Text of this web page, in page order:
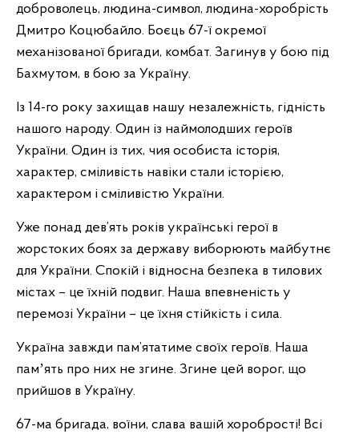
доброволець, людина-символ, людина-хоробрість
Дмитро Коцюбайло. Боєць 67-ї окремої
механізованої бригади, комбат. Загинув у бою під
Бахмутом, в бою за Україну.
Із 14-го року захищав нашу незалежність, гідність
нашого народу. Один із наймолодших героїв
України. Один із тих, чия особиста історія,
характер, сміливість навіки стали історією,
характером і сміливістю України.
Уже понад дев’ять років українські герої в
жорстоких боях за державу виборюють майбутнє
для України. Спокій і відносна безпека в тилових
містах – це їхній подвиг. Наша впевненість у
перемозі України – це їхня стійкість і сила.
Україна завжди пам’ятатиме своїх героїв. Наша
памʼять про них не згине. Згине цей ворог, що
прийшов в Україну.
67-ма бригада, воїни, слава вашій хоробрості! Всі